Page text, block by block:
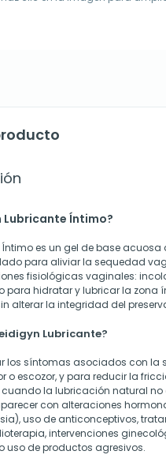
Lubricante Íntimo?
es un gel de base acuosa
para aliviar la sequedad
fisiológicas vaginales:
para hidratar y lubricar la zona
alterar la integridad del
Lubricante?
los síntomas asociados con la
o escozor, y para reducir la
la lubricación natural no
con alteraciones
uso de anticonceptivos,
intervenciones
uso de productos agresivos.